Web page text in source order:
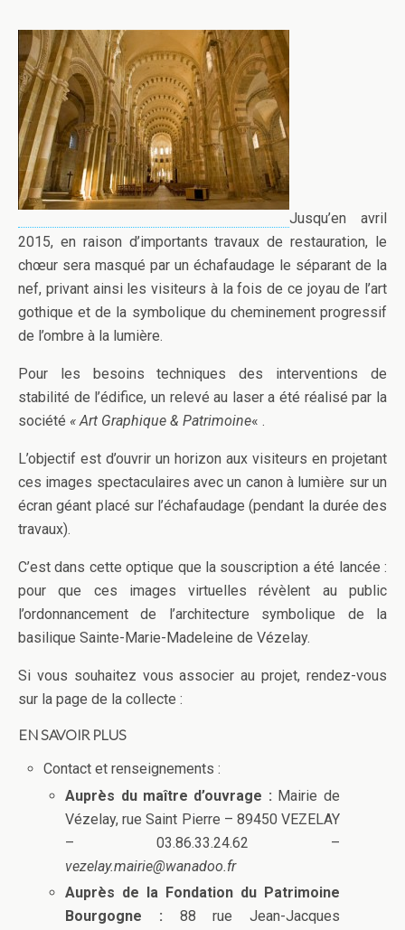
Jusqu’en avril
2015, en raison d’importants travaux de restauration, le
chœur sera masqué par un échafaudage le séparant de la
nef, privant ainsi les visiteurs à la fois de ce joyau de l’art
gothique et de la symbolique du cheminement progressif
de l’ombre à la lumière.
Pour les besoins techniques des interventions de
stabilité de l’édifice, un relevé au laser a été réalisé par la
société « Art Graphique & Patrimoine« .
L’objectif est d’ouvrir un horizon aux visiteurs en projetant
ces images spectaculaires avec un canon à lumière sur un
écran géant placé sur l’échafaudage (pendant la durée des
travaux).
C’est dans cette optique que la souscription a été lancée :
pour que ces images virtuelles révèlent au public
l’ordonnancement de l’architecture symbolique de la
basilique Sainte-Marie-Madeleine de Vézelay.
Si vous souhaitez vous associer au projet, rendez-vous
sur la page de la collecte :
EN SAVOIR PLUS
Contact et renseignements :
Auprès du maître d’ouvrage : Mairie de
Vézelay, rue Saint Pierre – 89450 VEZELAY
– 03.86.33.24.62 –
vezelay.mairie@wanadoo.fr
Auprès de la Fondation du Patrimoine
Bourgogne : 88 rue Jean-Jacques